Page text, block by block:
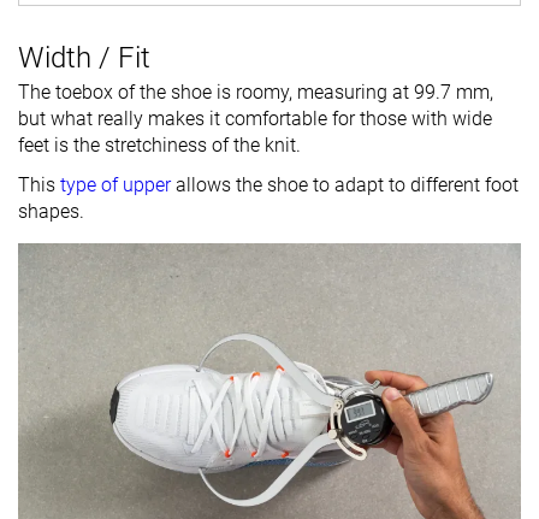
Width / Fit
The toebox of the shoe is roomy, measuring at 99.7 mm,
but what really makes it comfortable for those with wide
feet is the stretchiness of the knit.
This type of upperallows the shoe to adapt to different foot
shapes.